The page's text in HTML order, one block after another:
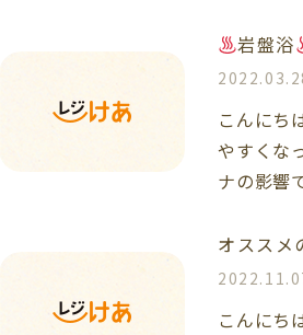
岩盤浴
こんにち
やすくな
ナの影響
オススメ
こんにち